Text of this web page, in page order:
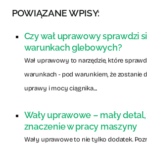
POWIĄZANE WPISY:
Czy wał uprawowy sprawdzi
warunkach glebowych?
Wał uprawowy to narzędzie, które
warunkach - pod warunkiem, że zostanie
uprawy i mocy ciągnika....
Wały uprawowe – mały
znaczenie w pracy maszyny
Wały uprawowe to nie tylko dodatek.